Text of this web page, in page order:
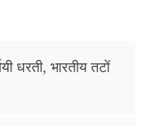
धरती, भारतीय तटों